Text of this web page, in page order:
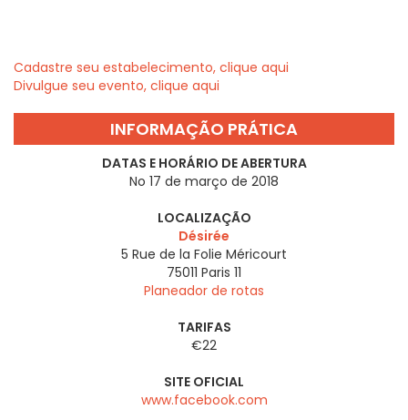
Cadastre seu estabelecimento, clique aqui
Divulgue seu evento, clique aqui
INFORMAÇÃO PRÁTICA
DATAS E HORÁRIO DE ABERTURA
No 17 de março de 2018
LOCALIZAÇÃO
Désirée
5 Rue de la Folie Méricourt
75011 Paris 11
Planeador de rotas
TARIFAS
€22
SITE OFICIAL
www.facebook.com